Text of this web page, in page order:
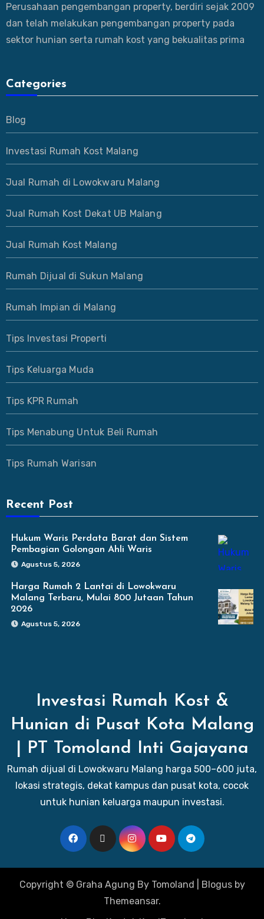
Perusahaan pengembangan property, berdiri sejak 2009
dan telah melakukan pengembangan property pada
sektor hunian serta rumah kost yang bekualitas prima
Categories
Blog
Investasi Rumah Kost Malang
Jual Rumah di Lowokwaru Malang
Jual Rumah Kost Dekat UB Malang
Jual Rumah Kost Malang
Rumah Dijual di Sukun Malang
Rumah Impian di Malang
Tips Investasi Properti
Tips Keluarga Muda
Tips KPR Rumah
Tips Menabung Untuk Beli Rumah
Tips Rumah Warisan
Recent Post
Hukum Waris Perdata Barat dan Sistem
Pembagian Golongan Ahli Waris
Agustus 5, 2026
Harga Rumah 2 Lantai di Lowokwaru
Malang Terbaru, Mulai 800 Jutaan Tahun
2026
Agustus 5, 2026
Investasi Rumah Kost &
Hunian di Pusat Kota Malang
| PT Tomoland Inti Gajayana
Rumah dijual di Lowokwaru Malang harga 500–600 juta,
lokasi strategis, dekat kampus dan pusat kota, cocok
untuk hunian keluarga maupun investasi.
Copyright © Graha Agung By Tomoland Blogusby
Themeansar.